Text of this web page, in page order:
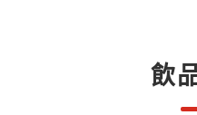
飲